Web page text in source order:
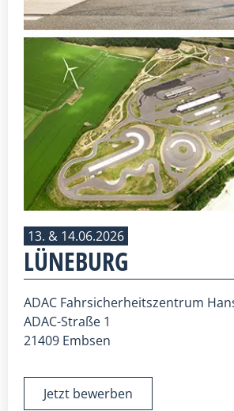
13. & 14.06.2026
LÜNEBURG
ADAC Fahrsicherheitszentrum
ADAC-Straße 1
21409 Embsen
Jetzt bewerben